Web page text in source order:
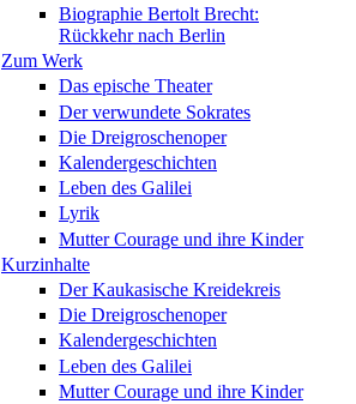
Biographie Bertolt Brecht:
Rückkehr nach Berlin
Zum Werk
Das epische Theater
Der verwundete Sokrates
Die Dreigroschenoper
Kalendergeschichten
Leben des Galilei
Lyrik
Mutter Courage und ihre Kinder
Kurzinhalte
Der Kaukasische Kreidekreis
Die Dreigroschenoper
Kalendergeschichten
Leben des Galilei
Mutter Courage und ihre Kinder